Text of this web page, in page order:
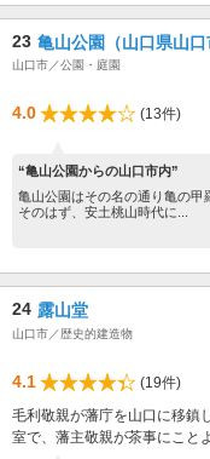
23 亀山公園（山口県山口
山口市／公園・庭園
4.0 (13件)
“亀山公園からの山口市内”
亀山公園はその名の通り亀の甲
そのはず、安土桃山時代に...
24 露山堂
山口市／歴史的建造物
4.1
(19件)
毛利敬親が藩庁を山口に移鎮
室で、藩主敬親が茶事にこと